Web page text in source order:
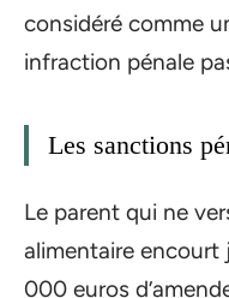
considéré comme
infraction pénale
Les sanctions
Le parent qui ne
alimentaire encourt
000 euros